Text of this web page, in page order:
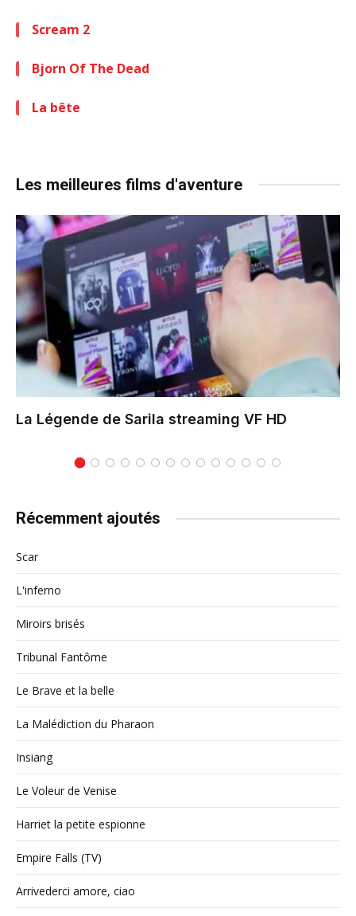
Scream 2
Bjorn Of The Dead
La bête
Les meilleures films d'aventure
La Légende de Sarila streaming VF HD
Récemment ajoutés
Scar
L'inferno
Miroirs brisés
Tribunal Fantôme
Le Brave et la belle
La Malédiction du Pharaon
Insiang
Le Voleur de Venise
Harriet la petite espionne
Empire Falls (TV)
Arrivederci amore, ciao